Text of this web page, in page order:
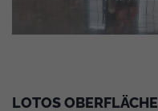
LOTOS OBERFLÄCHE